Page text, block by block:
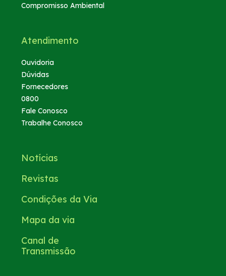
Compromisso Ambiental
Atendimento
Ouvidoria
Dúvidas
Fornecedores
0800
Fale Conosco
Trabalhe Conosco
Notícias
Revistas
Condições da Via
Mapa da via
Canal de
Transmissão